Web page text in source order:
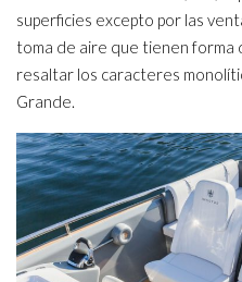
superficies excepto por las
toma de aire que tienen forma
resaltar los caracteres
Grande.